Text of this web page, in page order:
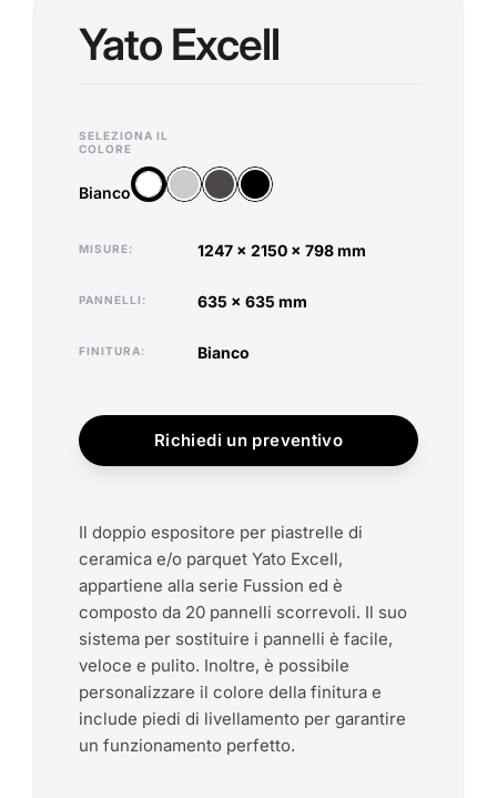
Yato Excell
SELEZIONA IL
COLORE
Bianco
BiancoArgentoAntraciteNero
MISURE 1247 x 2150 x 798 mm
PANNELLI 635 x 635 mm
FINITURA bianco
Richiedi un preventivo
Il doppio espositore per piastrelle di
ceramica e/o parquet Yato Excell,
appartiene alla serie Fussion ed è
composto da 20 pannelli scorrevoli. Il suo
sistema per sostituire i pannelli è facile,
veloce e pulito. Inoltre, è possibile
personalizzare il colore della finitura e
include piedi di livellamento per garantire
un funzionamento perfetto.